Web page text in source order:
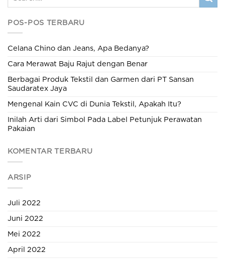
POS-POS TERBARU
Celana Chino dan Jeans, Apa Bedanya?
Cara Merawat Baju Rajut dengan Benar
Berbagai Produk Tekstil dan Garmen dari PT Sansan
Saudaratex Jaya
Mengenal Kain CVC di Dunia Tekstil, Apakah Itu?
Inilah Arti dari Simbol Pada Label Petunjuk Perawatan
Pakaian
KOMENTAR TERBARU
ARSIP
Juli 2022
Juni 2022
Mei 2022
April 2022